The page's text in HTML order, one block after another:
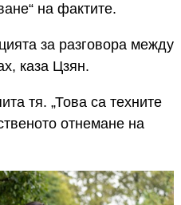
на фактите.
за разговора между
каза Цзян.
тя. „Това са техните
отнемане на